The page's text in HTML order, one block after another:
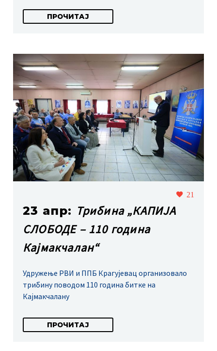
ПРОЧИТАЈ
21
23 апр: Трибина „КАПИЈА
СЛОБОДЕ – 110 година
Кајмакчалан“
Удружење РВИ и ППБ Крагујевац организовало
трибину поводом 110 година битке на
Кајмакчалану
ПРОЧИТАЈ